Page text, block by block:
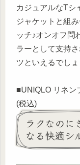
カジュアルなTシ
ジャケットと組
ッチ♪オンオフ問
ラーとして支持
ツといえるでしょ
■UNIQLO リネ
(税込)
ラクなのに
なる快適シ